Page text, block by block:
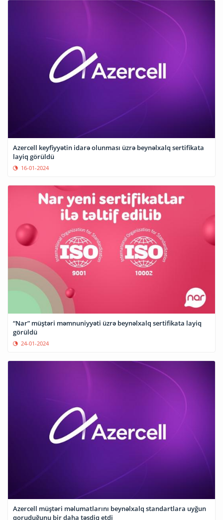
Azercell keyfiyyətin idarə olunması üzrə beynəlxalq sertifikata
layiq görüldü
16-01-2024
“Nar” müştəri məmnuniyyəti üzrə beynəlxalq sertifikata layiq
görüldü
24-01-2024
Azercell müştəri məlumatlarını beynəlxalq standartlara uyğun
qoruduğunu bir daha təsdiq etdi